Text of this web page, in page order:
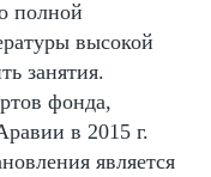
полной
высокой
занятия.
фонда,
в 2015 г.
является